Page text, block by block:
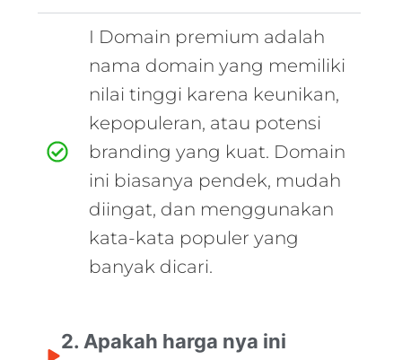
I Domain premium adalah
nama domain yang memiliki
nilai tinggi karena keunikan,
kepopuleran, atau potensi
branding yang kuat. Domain
ini biasanya pendek, mudah
diingat, dan menggunakan
kata-kata populer yang
banyak dicari.
2. Apakah harga nya ini